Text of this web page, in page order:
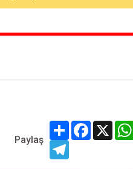
Paylaş
ShareFacebook
X
Telegram